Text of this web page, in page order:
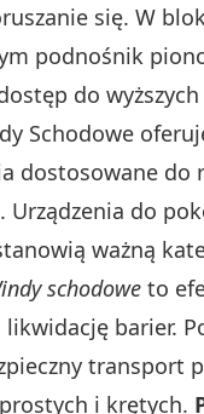
się. W
podnośnik
do
Schodowe
dostosowane do
Urządzenia do
ważną
schodowe to
barier.
transport
i krętych.